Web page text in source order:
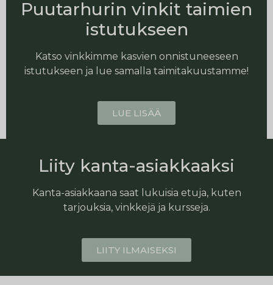
Puutarhurin vinkit taimien
istutukseen
Katso vinkkimme kasvien onnistuneeseen
istutukseen ja lue samalla taimitakuustamme!
LUE LISÄÄ
Liity kanta-asiakkaaksi
Kanta-asiakkaana saat lukuisia etuja, kuten
tarjouksia, vinkkejä ja kursseja.
LIITY ILMAISEKSI